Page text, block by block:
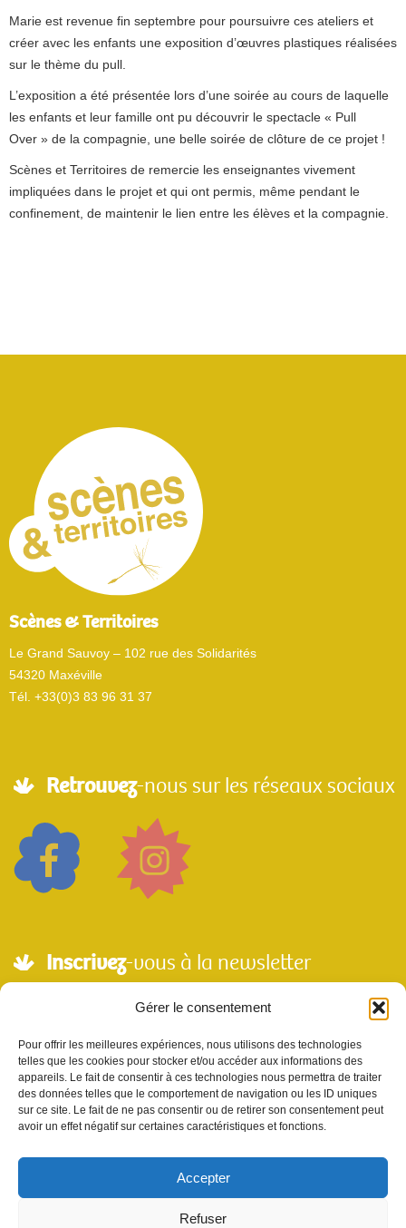
Gérer le consentement
Pour offrir les meilleures expériences, nous utilisons des technologies
telles que les cookies pour stocker et/ou accéder aux informations des
appareils. Le fait de consentir à ces technologies nous permettra de traiter
des données telles que le comportement de navigation ou les ID uniques
sur ce site. Le fait de ne pas consentir ou de retirer son consentement peut
avoir un effet négatif sur certaines caractéristiques et fonctions.
Accepter
Refuser
Marie est revenue fin septembre pour poursuivre ces ateliers et
créer avec les enfants une exposition d’œuvres plastiques réalisées
sur le thème du pull.
L’exposition a été présentée lors d’une soirée au cours de laquelle
les enfants et leur famille ont pu découvrir le spectacle « Pull
Over » de la compagnie, une belle soirée de clôture de ce projet !
Scènes et Territoires de remercie les enseignantes vivement
impliquées dans le projet et qui ont permis, même pendant le
confinement, de maintenir le lien entre les élèves et la compagnie.
Scènes & Territoires
Le Grand Sauvoy – 102 rue des Solidarités
54320 Maxéville
Tél. +33(0)3 83 96 31 37
Retrouvez-nous sur les réseaux sociaux
Inscrivez-vous à la newsletter
Nom
Votre e-mail sera utilisé uniquement pour nous permettre de vous envoyer notre
désinscrire en utilisant le lien se désabonner de la newsletter.